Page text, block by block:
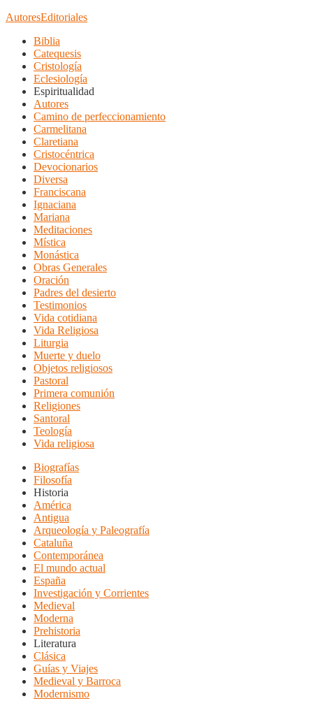
AutoresEditoriales
Biblia
Catequesis
Cristología
Eclesiología
Espiritualidad
Autores
Camino de perfeccionamiento
Carmelitana
Claretiana
Cristocéntrica
Devocionarios
Diversa
Franciscana
Ignaciana
Mariana
Meditaciones
Mística
Monástica
Obras Generales
Oración
Padres del desierto
Testimonios
Vida cotidiana
Vida Religiosa
Liturgia
Muerte y duelo
Objetos religiosos
Pastoral
Primera comunión
Religiones
Santoral
Teología
Vida religiosa
Biografías
Filosofía
Historia
América
Antigua
Arqueología y Paleografía
Cataluña
Contemporánea
El mundo actual
España
Investigación y Corrientes
Medieval
Moderna
Prehistoria
Literatura
Clásica
Guías y Viajes
Medieval y Barroca
Modernismo